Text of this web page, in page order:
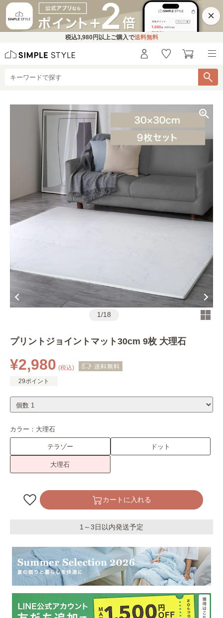
×
税込3,980円 以上ご購入で送料無料
1/18
プリントジョイントマット30cm 9枚 大理石
¥2,980 (税込)
29ポイント
カラー： 大理石
テラゾー ドット
大理石
カートに入れる
1～3日以内発送予定